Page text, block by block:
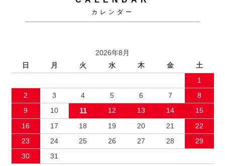
カレンダー
2026年8月
日
月 火 水 木 金
土
1
2
3 4 5 6 7
8
9
10 11 12 13 14
15
16
17 18 19 20 21
22
23
24 25 26 27 28
29
30
31